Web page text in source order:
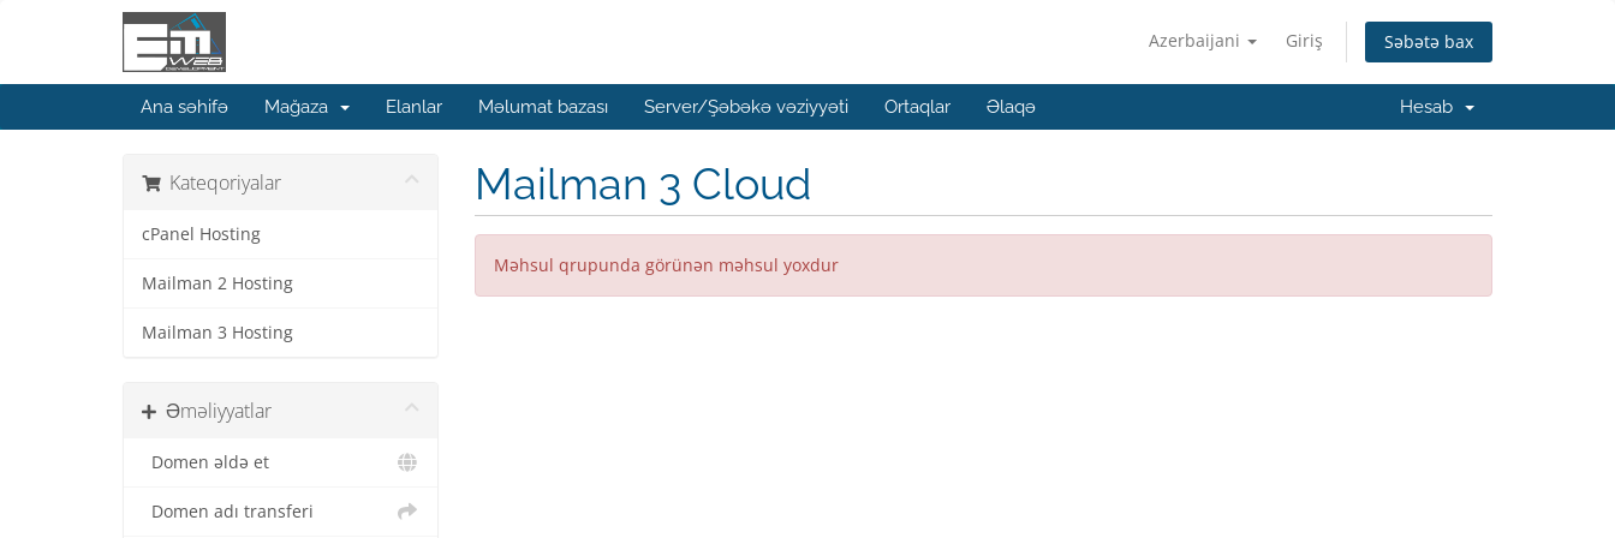
Azerbaijani Giriş Səbətə bax
Ana səhifə Mağaza Elanlar Məlumat bazası Server/Şəbəkə vəziyyəti Ortaqlar Əlaqə Hesab
Kateqoriyalar
cPanel Hosting
Mailman 2 Hosting
Mailman 3 Hosting
Əməliyyatlar
Domen əldə et
Domen adı transferi
Mailman 3 Cloud
Məhsul qrupunda görünən məhsul yoxdur